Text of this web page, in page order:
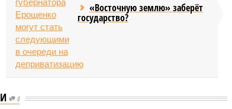
«Восточную землю» заберёт
государство?
0